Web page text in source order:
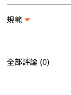
規範
全部評論 (0)